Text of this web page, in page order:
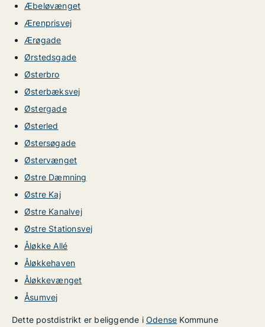
Æbeløvænget
Ærenprisvej
Ærøgade
Ørstedsgade
Østerbro
Østerbæksvej
Østergade
Østerled
Østersøgade
Østervænget
Østre Dæmning
Østre Kaj
Østre Kanalvej
Østre Stationsvej
Åløkke Allé
Åløkkehaven
Åløkkevænget
Åsumvej
Dette postdistrikt er beliggende i Odense Kommune